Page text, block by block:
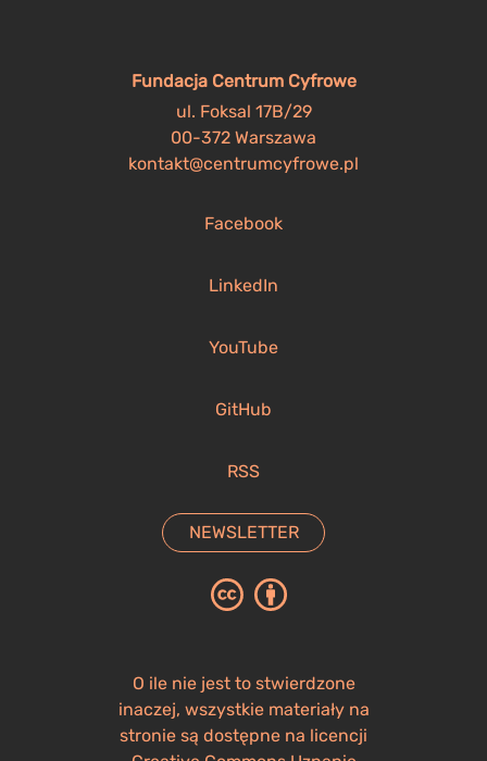
Fundacja Centrum Cyfrowe
ul. Foksal 17B/29
00-372 Warszawa
kontakt@centrumcyfrowe.pl
Facebook
LinkedIn
YouTube
GitHub
RSS
NEWSLETTER
O ile nie jest to stwierdzone
inaczej, wszystkie materiały na
stronie są dostępne na licencji